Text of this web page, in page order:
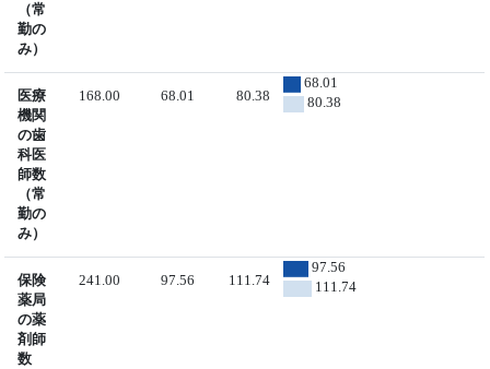
（常
勤の
み）
医療
機関
の歯
科医
師数
（常
勤の
み）
168.00 68.01 80.38
68.01
80.38
保険
薬局
の薬
剤師
数
241.00 97.56 111.74
97.56
111.74